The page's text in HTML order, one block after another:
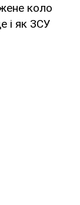
коло
і як ЗСУ